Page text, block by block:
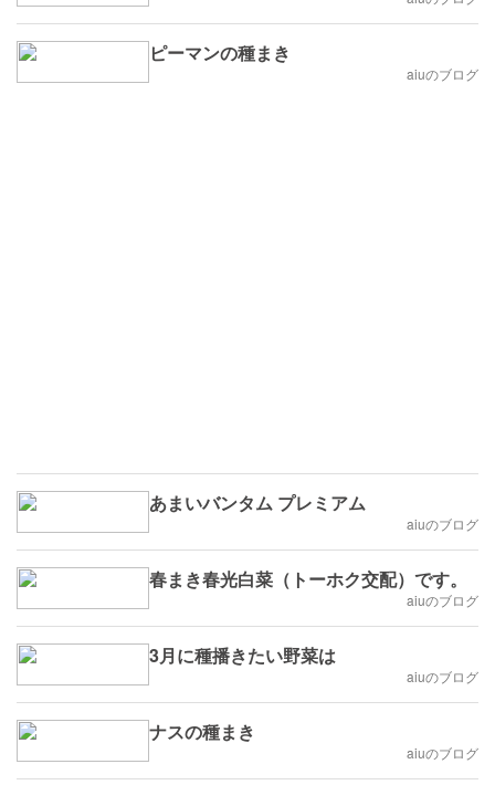
ピーマンの種まき
aiuのブログ
あまいバンタム プレミアム
aiuのブログ
春まき春光白菜（トーホク交配）です。
aiuのブログ
3月に種播きたい野菜は
aiuのブログ
ナスの種まき
aiuのブログ